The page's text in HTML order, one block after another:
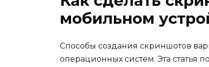
мобильном
Способы создания скриншотов
операционных систем. Эта статья